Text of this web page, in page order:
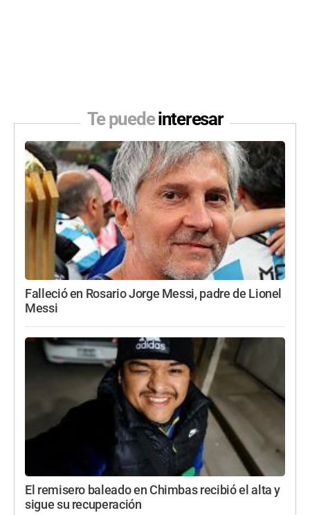
Te puedeinteresar
Falleció en Rosario Jorge Messi, padre de Lionel
Messi
El remisero baleado en Chimbas recibió el alta y
sigue su recuperación